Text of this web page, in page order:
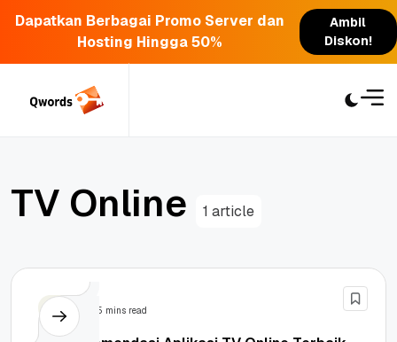
Dapatkan Berbagai Promo Server dan
Hosting Hingga 50%
Ambil
Diskon!
TV Online 1 article
5 mins read